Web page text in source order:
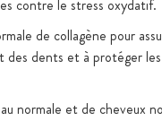
contre le stress oxydatif.
de collagène pour
des dents et à protéger
normale et de cheveux